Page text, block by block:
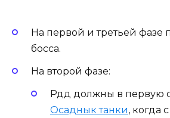
На первой и третьей фазе
босса.
На второй фазе:
Рдд должны в первую
Осаднык танки, когда